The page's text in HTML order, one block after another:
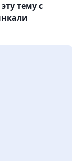
тему с